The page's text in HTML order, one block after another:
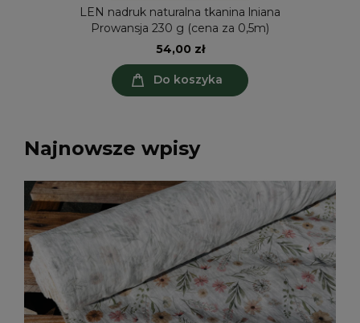
LEN nadruk naturalna tkanina lniana
Prowansja 230 g (cena za 0,5m)
54,00 zł
Do koszyka
Najnowsze wpisy